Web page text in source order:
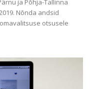
ja Põhja-Tallinna
Nõnda andsid
otsusele